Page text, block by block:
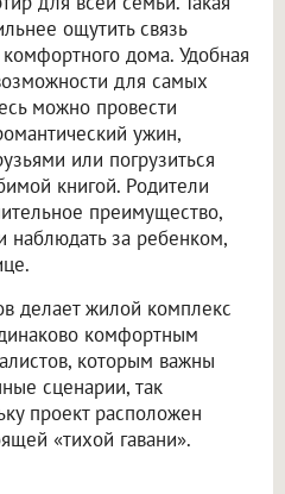
ощутить связь
дома. Удобная
для самых
можно провести
ужин,
или погрузиться
книгой. Родители
преимущество,
наблюдать за ребенком,
делает жилой комплекс
комфортным
которым важны
сценарии, так
проект расположен
«тихой гавани».